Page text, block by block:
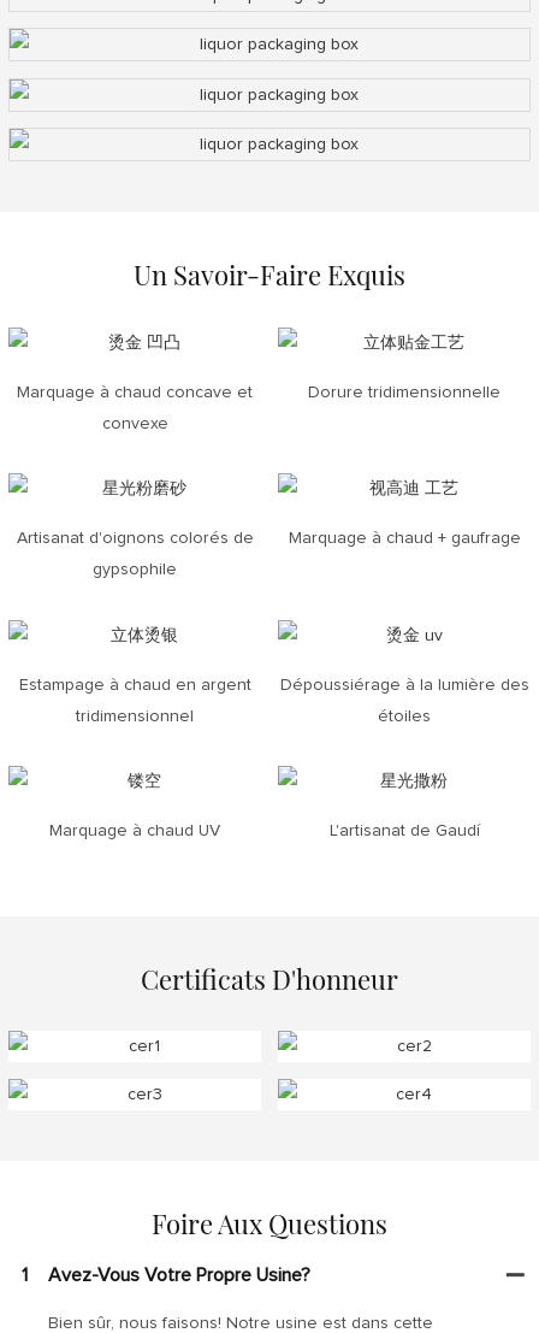
Un Savoir-Faire Exquis
Marquage à chaud concave et
convexe
Dorure tridimensionnelle
Artisanat d'oignons colorés de
gypsophile
Marquage à chaud + gaufrage
Estampage à chaud en argent
tridimensionnel
Dépoussiérage à la lumière des
étoiles
Marquage à chaud UV L'artisanat de Gaudí
Certificats D'honneur
Foire Aux Questions
1 Avez-Vous Votre Propre Usine?
Bien sûr, nous faisons! Notre usine est dans cette